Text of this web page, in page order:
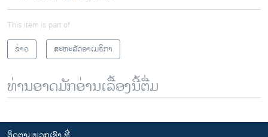
This item is part of
ຂ່າວ
ສະຫະລັດອາເມຣິກາ
ທ່ານອາດມັກອ່ານເລື້ອງນີ້ຕື່ມ